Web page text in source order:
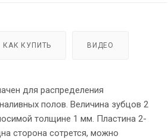
КАК КУПИТЬ ВИДЕО
для распределения
полов. Величина зубцов 2
толщине 1 мм. Пластина 2-
сторона сотрется, можно